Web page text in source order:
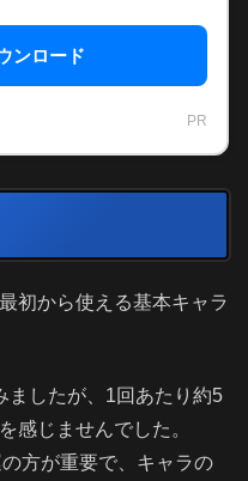
ンロード
PR
初から使える基本キャラ
ましたが、1回あたり約5
感じませんでした。
方が重要で、キャラの